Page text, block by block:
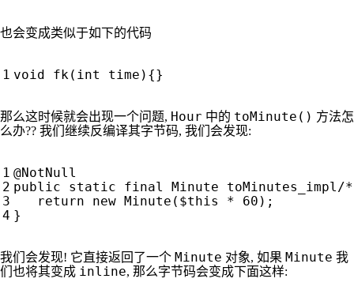
也会变成类似于如下的代码
void fk( int time ){}
那么这时候就会出现一个问题, Hour 中的 toMinute() 方法怎
么办?? 我们继续反编译其字节码, 我们会发现:
@NotNull
public
static final Minute toMinutes_impl/*
return
new Minute ( $this * 60 );
}
我们会发现! 它直接返回了一个 Minute 对象, 如果 Minute 我
们也将其变成 inline, 那么字节码会变成下面这样: